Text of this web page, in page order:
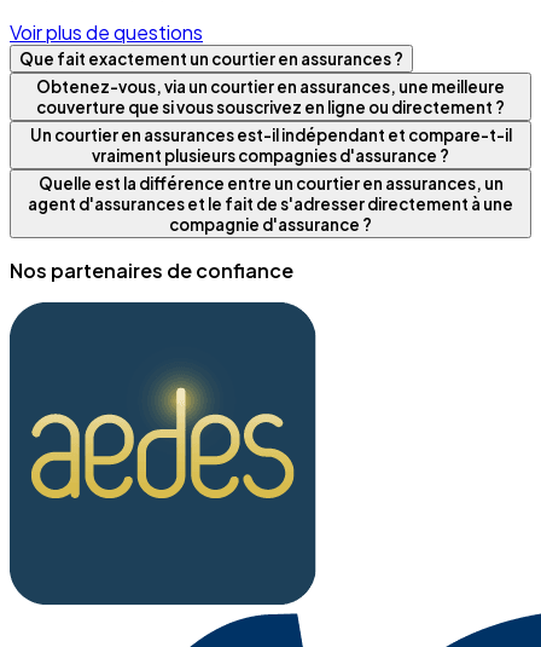
Voir plus de questions
Que fait exactement un courtier en assurances ?
Obtenez-vous, via un courtier en assurances, une meilleure
couverture que si vous souscrivez en ligne ou directement ?
Un courtier en assurances est-il indépendant et compare-t-il
vraiment plusieurs compagnies d'assurance ?
Quelle est la différence entre un courtier en assurances, un
agent d'assurances et le fait de s'adresser directement à une
compagnie d'assurance ?
Nos partenaires de confiance